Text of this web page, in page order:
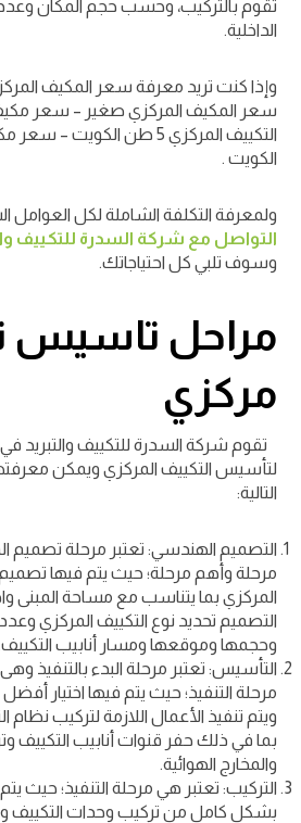
تقوم بالتركيب، وحسب حجم المكان
الداخلية.
وإذا كنت تريد معرفة سعر المكيف
الكويت .
ولمعرفة التكلفة الشاملة لكل العوامل
التواصل مع شركة السدرة للتكييف
وسوف تلبي كل احتياجاتك.
مراحل تاسيس
مركزي
تقوم شركة السدرة للتكييف والتبريد
لتأسيس التكييف المركزي ويمكن
التالية:
التصميم الهندسي: تعتبر مرحلة تصميم
مرحلة وأهم مرحلة؛ حيث يتم فيها تصميم
المركزي بما يتناسب مع مساحة المبنى
التصميم تحديد نوع التكييف المركزي
وحجمها وموقعها ومسار أنابيب التكييف.
التأسيس: تعتبر مرحلة البدء بالتنفيذ
مرحلة التنفيذ؛ حيث يتم فيها اختيار
ويتم تنفيذ الأعمال اللازمة لتركيب نظام
بما في ذلك حفر قنوات أنابيب التكييف
والمخارج الهوائية.
التركيب: تعتبر هي مرحلة التنفيذ؛ حيث
بشكل كامل من تركيب وحدات التكييف